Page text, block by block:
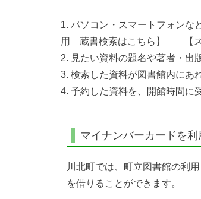
パソコン・スマ
用 蔵書検索はこちら】
【
見たい資料の題名や著者・出
検索した資料が図書館内にあ
予約した資料を、開館時間に
マイナンバーカードを
川北町では、町立図書館の利
を借りることができます。